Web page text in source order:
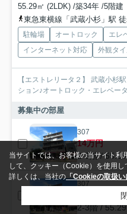
55.29㎡ (2LDK) /築34年 /5階建
東急東横線「武蔵小杉」駅
駐輪場 オートロック エレ
インターネット対応
外観タイ
【エストレリータ２】 武蔵小杉
ション♪オートロック・エレベー
募集中の部屋
307
14万円
2-3階 /
307
2-3階 /
当サイトでは、お客様の当サイト利
して、クッキー（Cookie）を使用し
詳しくは、当社の「Cookieの取扱い